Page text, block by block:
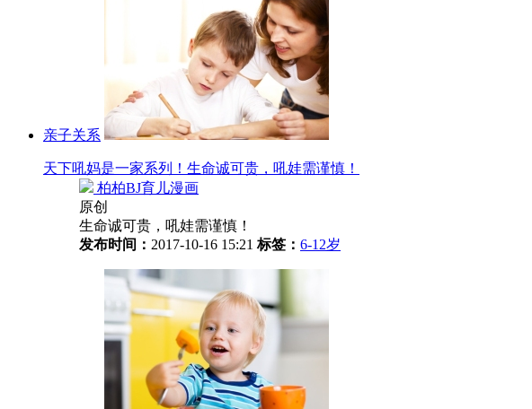
亲子关系
天下吼妈是一家系列！生命诚可贵，吼娃需谨慎！
柏柏BJ育儿漫画
原创
生命诚可贵，吼娃需谨慎！
发布时间： 2017-10-16 15:21 标签： 6-12岁